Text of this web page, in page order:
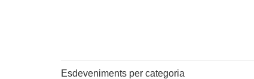
Esdeveniments per categoria